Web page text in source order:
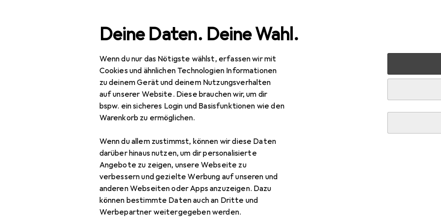
Deine Daten. Deine Wahl.
Wenn du nur das Nötigste wählst, erfassen wir mit
Cookies und ähnlichen Technologien Informationen
zu deinem Gerät und deinem Nutzungsverhalten
auf unserer Website. Diese brauchen wir, um dir
bspw. ein sicheres Login und Basisfunktionen wie den
Warenkorb zu ermöglichen.
Wenn du allem zustimmst, können wir diese Daten
darüber hinaus nutzen, um dir personalisierte
Angebote zu zeigen, unsere Webseite zu
verbessern und gezielte Werbung auf unseren und
anderen Webseiten oder Apps anzuzeigen. Dazu
können bestimmte Daten auch an Dritte und
Werbepartner weitergegeben werden.
Navigation nach Kategorien Gesamtsortiment IT + Multimedia PC Komponenten